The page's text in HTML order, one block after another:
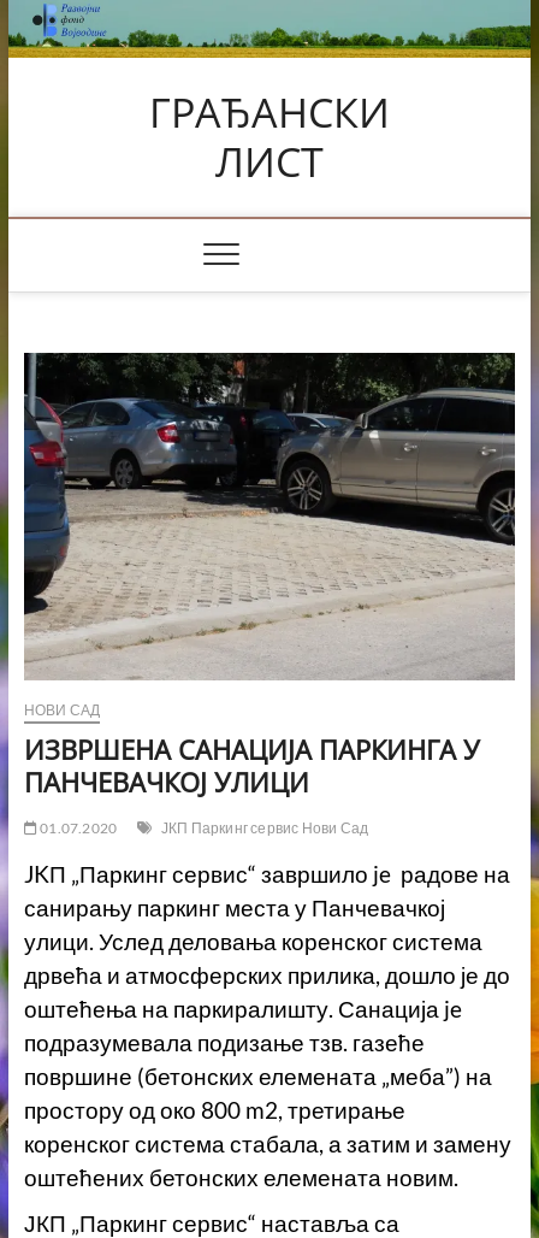
Skip
to
content
ГРАЂАНСКИ
ЛИСТ
НОВИ САД
ИЗВРШЕНА САНАЦИЈА ПАРКИНГА У
ПАНЧЕВАЧКОЈ УЛИЦИ
01.07.2020 ЈКП Паркинг сервис Нови Сад
JKП „Паркинг сервис“ завршило je радове на
санирању паркинг места у Панчевачкој
улици. Услед деловања коренског система
дрвећа и атмосферских прилика, дошло је до
оштећења на паркиралишту. Санација je
подразумевала подизање тзв. газеће
површине (бетонских елемената „меба”) на
простору од око 800 m2, третирање
коренског система стабала, а затим и замену
оштећених бетонских елемената новим.
ЈКП „Паркинг сервис“ наставља са